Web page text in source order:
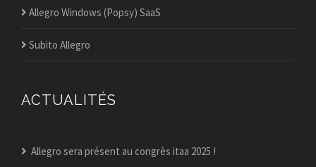
Allegro Windows (Popsy) SaaS
Subito Allegro
ACTUALITÉS
Allegro sera présent au congrès itaa 2025 !